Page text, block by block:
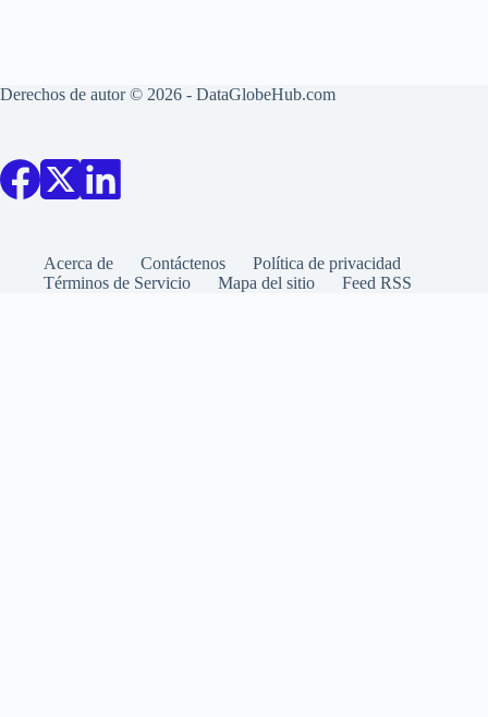
Derechos de autor © 2026 - DataGlobeHub.com
Acerca de Contáctenos
Política de privacidad
Términos de Servicio
Mapa del sitio Feed RSS